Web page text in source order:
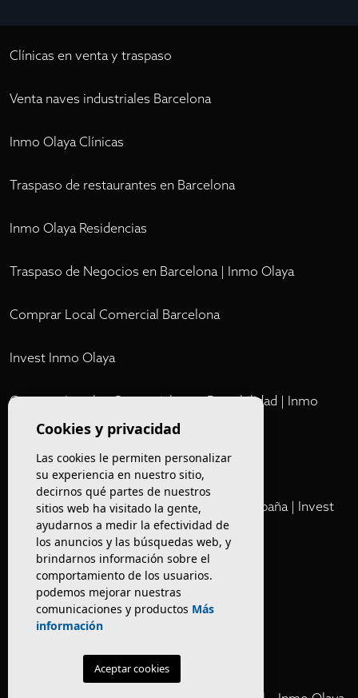
Clínicas en venta y traspaso
Venta naves industriales Barcelona
Inmo Olaya Clínicas
Traspaso de restaurantes en Barcelona
Inmo Olaya Residencias
Traspaso de Negocios en Barcelona | Inmo Olaya
Comprar Local Comercial Barcelona
Invest Inmo Olaya
Comprar Locales Comerciales en Rentabilidad | Inmo
Olaya
Cartera Privada de Activos Hoteleros en España | Invest
Inmo Olaya
Venta de edificios
Comprar restaurante en Barcelona
Negocios en rentabilidad en Barcelona
Cookies y privacidad
Las cookies le permiten personalizar
su experiencia en nuestro sitio,
decirnos qué partes de nuestros
sitios web ha visitado la gente,
ayudarnos a medir la efectividad de
los anuncios y las búsquedas web, y
brindarnos información sobre el
comportamiento de los usuarios.
podemos mejorar nuestras
comunicaciones y productos Más
información
Aceptar cookies